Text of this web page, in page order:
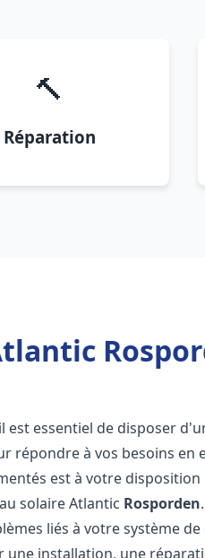
🔨
Réparation
est essentiel de disposer
répondre à vos besoins en
est à votre
solaire Atlantic Rosporden
liés à votre système
une installation, une